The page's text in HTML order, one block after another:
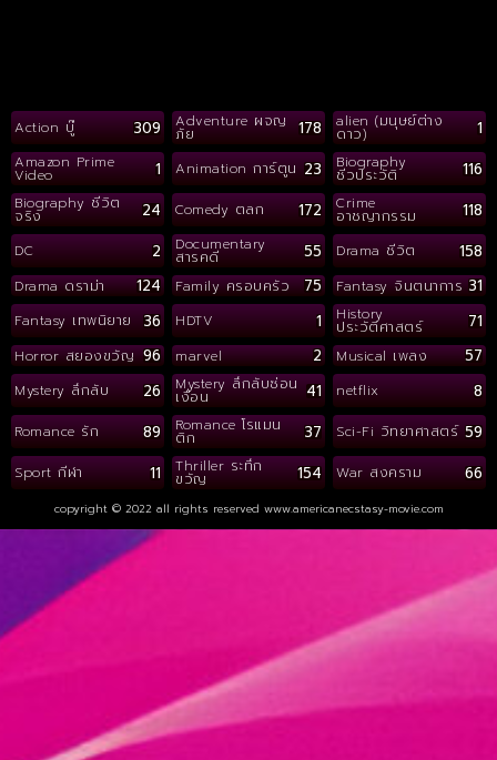
Action บู๊ 309 Adventure ผจญ
ภัย 178 alien (มนุษย์ต่าง
ดาว) 1
Amazon Prime
Video 1 Animation การ์ตูน 23 Biography
ชีวประวัติ 116
Biography ชีวิต
จริง 24 Comedy ตลก 172 Crime
อาชญากรรม 118
DC 2 Documentary
สารคดี 55 Drama ชีวิต 158
Drama ดราม่า 124 Family ครอบครัว 75 Fantasy จินตนาการ 31
Fantasy เทพนิยาย 36 HDTV 1 History
ประวัติศาสตร์ 71
Horror สยองขวัญ 96 marvel 2 Musical เพลง 57
Mystery ลึกลับ 26 Mystery ลึกลับซ่อน
เงื่อน 41 netflix 8
Romance รัก 89 Romance โรแมน
ติก 37 Sci-Fi วิทยาศาสตร์ 59
Sport กีฬา 11 Thriller ระทึก
ขวัญ 154 War สงคราม 66
copyright © 2022 all rights reserved www.americanecstasy-movie.com